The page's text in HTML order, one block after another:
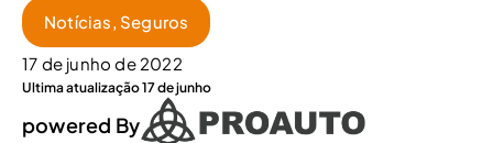
Notícias, Seguros
17 de junho de 2022
Ultima atualização 17 de junho
powered By